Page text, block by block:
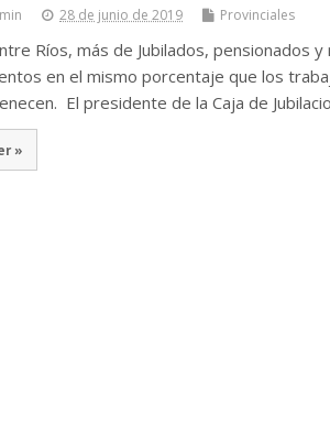
28 de junio de 2019 Provinciales
Ríos, más de Jubilados, pensionados
en el mismo porcentaje que los
El presidente de la Caja de
»